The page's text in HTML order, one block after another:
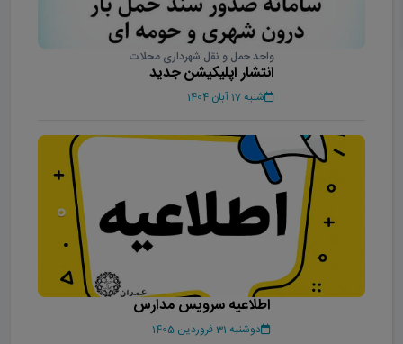
واحد حمل و نقل شهرداری محلات
انتشار اپلیکیشن جدید
شنبه 17 آبان 1404
اطلاعیه سرویس مدارس
دوشنبه 31 فروردین 1405